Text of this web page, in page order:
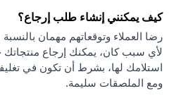
كيف يمكنني إنشاء طلب إرجاع؟
رضا العملاء وتوقعاتهم مهمان
استلامك لها، بشرط أن تكون في
ومع الملصقات سليمة.